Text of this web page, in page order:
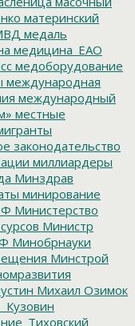
материнский
медаль
медицина_ЕАО
медоборудование
международная
международный
местные
законодательство
миллиардеры
Минздрав
минирование
Министерство
Министр
Минобрнауки
Минстрой
Михаил Озимок